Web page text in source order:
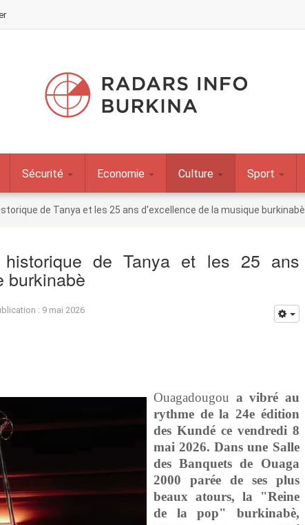
Sécurité Economie Culture Sport
de Tanya et les 25 ans d'excellence de la musique burkinabè
de Tanya et les 25 ans
burkinabè
: 9 mai 2026
Ouagadougou a vibré au
rythme de la 24e édition
des Kundé ce vendredi 8
mai 2026. Dans une Salle
des Banquets de Ouaga
2000 parée de ses plus
beaux atours, la "Reine
de la pop" burkinabè,